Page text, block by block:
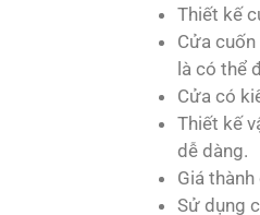
Thiết kế
Cửa
là có thể
Cửa có
Thiết kế
dễ dàng.
Giá
Sử dụng